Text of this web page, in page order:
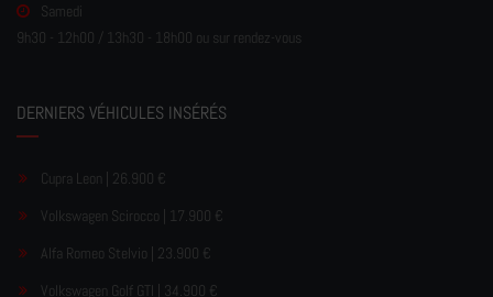
Samedi
9h30 - 12h00 / 13h30 - 18h00 ou sur rendez-vous
DERNIERS VÉHICULES INSÉRÉS
Cupra Leon | 26.900 €
Volkswagen Scirocco | 17.900 €
Alfa Romeo Stelvio | 23.900 €
Volkswagen Golf GTI | 34.900 €